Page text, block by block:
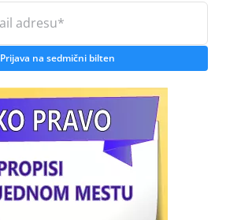
Prijava na sedmični bilten